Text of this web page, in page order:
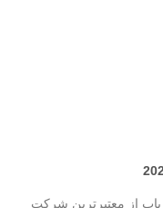
از معتبرترین شرکت